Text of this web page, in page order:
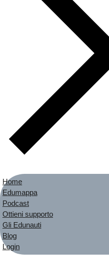
Home
Edumappa
Podcast
Ottieni supporto
Gli Edunauti
Blog
Login